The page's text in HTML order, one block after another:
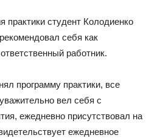
практики студент Колодиенко
себя как
работник.
программу практики, все
вел себя с
ежедневно присутствовал на
ежедневное